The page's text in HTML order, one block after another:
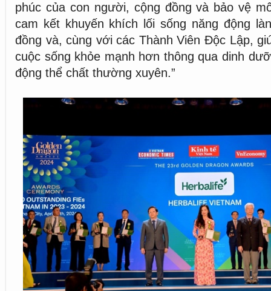
phúc của con người, cộng đồng và bảo vệ
cam kết khuyến khích lối sống năng động
đồng và, cùng với các Thành Viên Độc Lập,
cuộc sống khỏe mạnh hơn thông qua dinh
động thể chất thường xuyên.”